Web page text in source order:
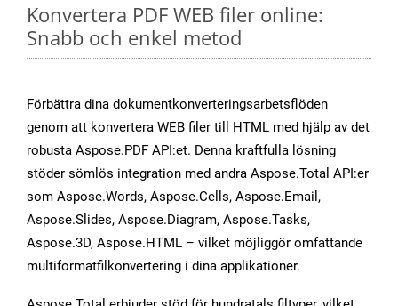
Konvertera PDF WEB filer online:
Snabb och enkel metod
Förbättra dina dokumentkonverteringsarbetsflöden
genom att konvertera WEB filer till HTML med hjälp av det
robusta Aspose.PDF API:et. Denna kraftfulla lösning
stöder sömlös integration med andra Aspose.Total API:er
som Aspose.Words, Aspose.Cells, Aspose.Email,
Aspose.Slides, Aspose.Diagram, Aspose.Tasks,
Aspose.3D, Aspose.HTML – vilket möjliggör omfattande
multiformatfilkonvertering i dina applikationer.